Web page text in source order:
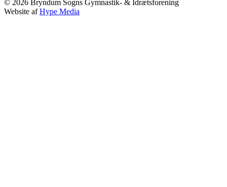
© 2026 Bryndum Sogns Gymnastik- & Idrætsforening
Website afHype Media